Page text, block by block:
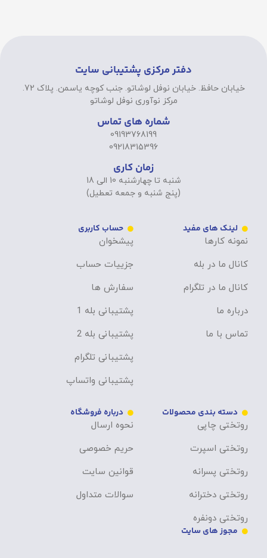
دفتر مرکزی پشتیبانی سایت
خیابان حافظ. خیابان نوفل لوشاتو. جنب کوچه یاسمن. پلاک 72.
مرکز نوآوری نوفل لوشاتو
شماره های تماس
09193768199
09218315396
زمان کاری
شنبه تا چهارشنبه 10 الی 18
(پنج شنبه و جمعه تعطیل)
لینک های مفید
نمونه کارها
کانال ما در بله
کانال ما در تلگرام
درباره ما
تماس با ما
حساب کاربری
پیشخوان
جزییات حساب
سفارش ها
پشتیبانی بله 1
پشتیبانی بله 2
پشتیبانی تلگرام
پشتیبانی واتساپ
دسته بندی محصولات
روتختی چاپی
روتختی اسپرت
روتختی پسرانه
روتختی دخترانه
روتختی دونفره
درباره فروشگاه
نحوه ارسال
حریم خصوصی
قوانین سایت
سوالات متداول
مجوز های سایت